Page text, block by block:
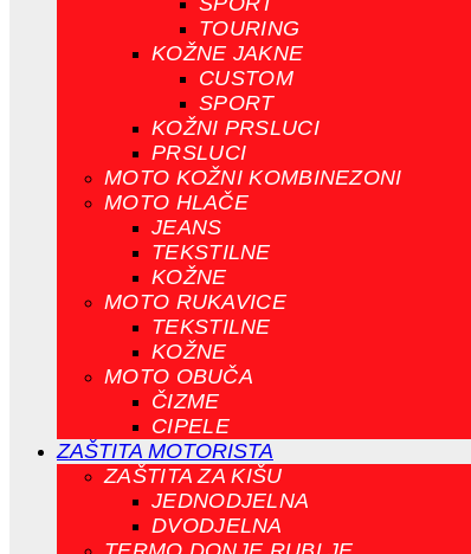
TOURING
KOŽNE JAKNE
CUSTOM
SPORT
KOŽNI PRSLUCI
PRSLUCI
MOTO KOŽNI KOMBINEZONI
MOTO HLAČE
JEANS
TEKSTILNE
KOŽNE
MOTO RUKAVICE
TEKSTILNE
KOŽNE
MOTO OBUČA
ČIZME
CIPELE
ZAŠTITA MOTORISTA
ZAŠTITA ZA KIŠU
JEDNODJELNA
DVODJELNA